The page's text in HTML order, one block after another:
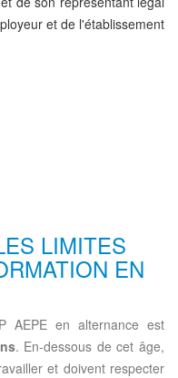
et de l'établissement
LIMITES
EN
AEPE en alternance est
. En-dessous de cet âge,
et doivent respecter